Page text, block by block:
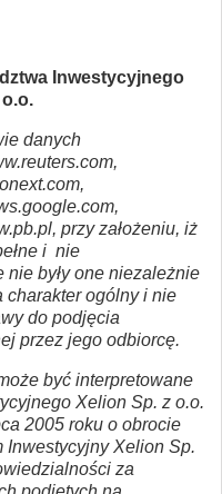
Inwestycyjnego
danych
przy założeniu, iż
i nie
nie były one niezależnie
charakter ogólny i nie
do podjęcia
przez jego odbiorcę.
być interpretowane
Xelion Sp. z o.o.
2005 roku o obrocie
Inwestycyjny Xelion Sp.
za